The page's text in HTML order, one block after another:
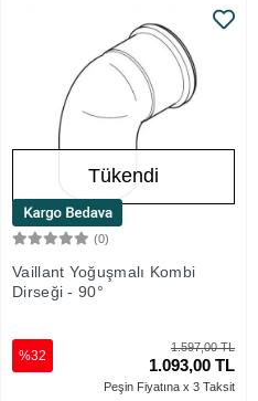
Tükendi
(0)
Vaillant Yoğuşmalı Kombi
Dirseği - 90°
1.597,00 TL
1.093,00 TL
%32
Peşin Fiyatına x 3 Taksit